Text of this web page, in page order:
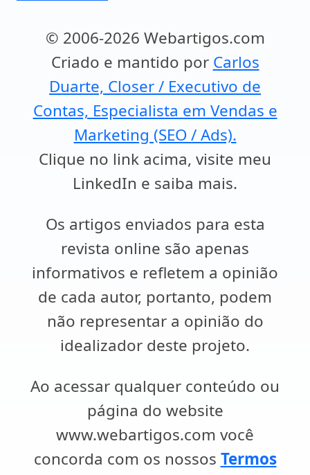
© 2006-2026 Webartigos.com
Criado e mantido por Carlos
Duarte, Closer / Executivo de
Contas, Especialista em Vendas e
Marketing (SEO / Ads).
Clique no link acima, visite meu
LinkedIn e saiba mais.
Os artigos enviados para esta
revista online são apenas
informativos e refletem a opinião
de cada autor, portanto, podem
não representar a opinião do
idealizador deste projeto.
Ao acessar qualquer conteúdo ou
página do website
www.webartigos.com você
concorda com os nossos Termos